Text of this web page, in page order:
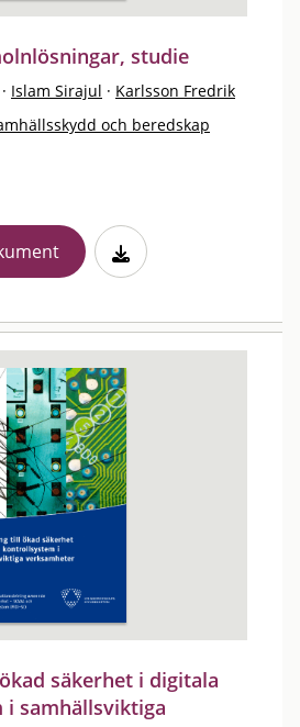
studie
· Islam Sirajul · Karlsson Fredrik
och beredskap
säkerhet i digitala
samhällsviktiga